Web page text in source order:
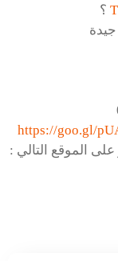
؟
https://goo.gl/
الموقع التالي :